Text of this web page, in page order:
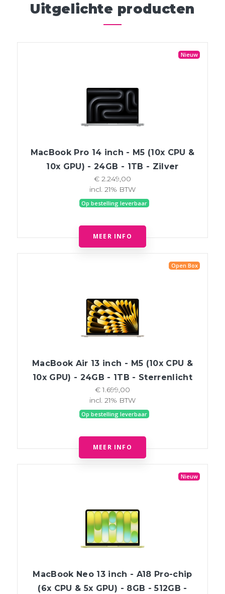
Uitgelichte producten
Nieuw
MacBook Pro 14 inch - M5 (10x CPU &
10x GPU) - 24GB - 1TB - Zilver
€ 2.249,00
incl. 21% BTW
Op bestelling leverbaar
MEER INFO
Open Box
MacBook Air 13 inch - M5 (10x CPU &
10x GPU) - 24GB - 1TB - Sterrenlicht
€ 1.699,00
incl. 21% BTW
Op bestelling leverbaar
MEER INFO
Nieuw
MacBook Neo 13 inch - A18 Pro-chip
(6x CPU & 5x GPU) - 8GB - 512GB -